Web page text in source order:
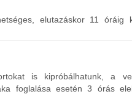
elutazáskor 11 óráig
is kipróbálhatunk, a
foglalása esetén 3 órás